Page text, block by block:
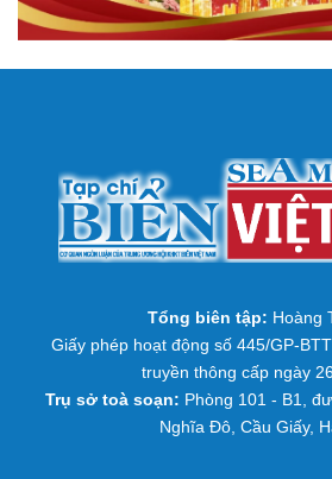
Tổng biên tập: Hoàng
Giấy phép hoạt động số 445/GP-
truyền thông cấp ngày
Trụ sở toà soạn: Phòng 101 - B1,
Nghĩa Đô, Cầu Giấy,